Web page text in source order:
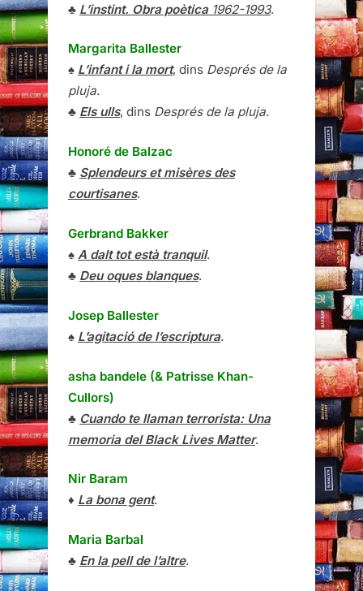
♣ L’instint. Obra poètica1962-1993.
Margarita Ballester
♠ L’infant i la mort, dins Després de la
pluja.
♣ Els ulls, dins Després de la pluja.
Honoré de Balzac
♣ Splendeurs et misères des
courtisanes.
Gerbrand Bakker
♠ A dalt tot està tranquil.
♣ Deu oques blanques.
Josep Ballester
♠ L’agitació de l’escriptura.
asha bandele (& Patrisse Khan-
Cullors)
♣ Cuando te llaman terrorista: Una
memoria del Black Lives Matter.
Nir Baram
♦ La bona gent.
Maria Barbal
♣ En la pell de l’altre.